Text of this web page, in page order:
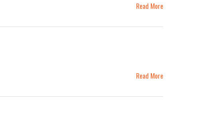
Read More
Read More